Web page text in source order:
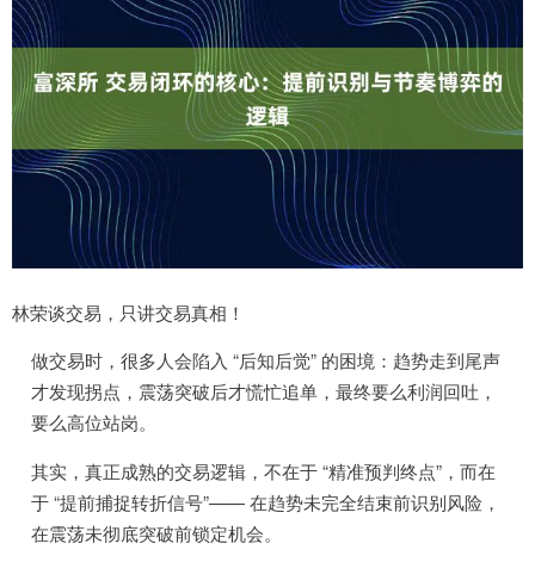
林荣谈交易，只讲交易真相！
做交易时，很多人会陷入 “后知后觉” 的困境：趋势走到尾声
才发现拐点，震荡突破后才慌忙追单，最终要么利润回吐，
要么高位站岗。
其实，真正成熟的交易逻辑，不在于 “精准预判终点”，而在
于 “提前捕捉转折信号”—— 在趋势未完全结束前识别风险，
在震荡未彻底突破前锁定机会。